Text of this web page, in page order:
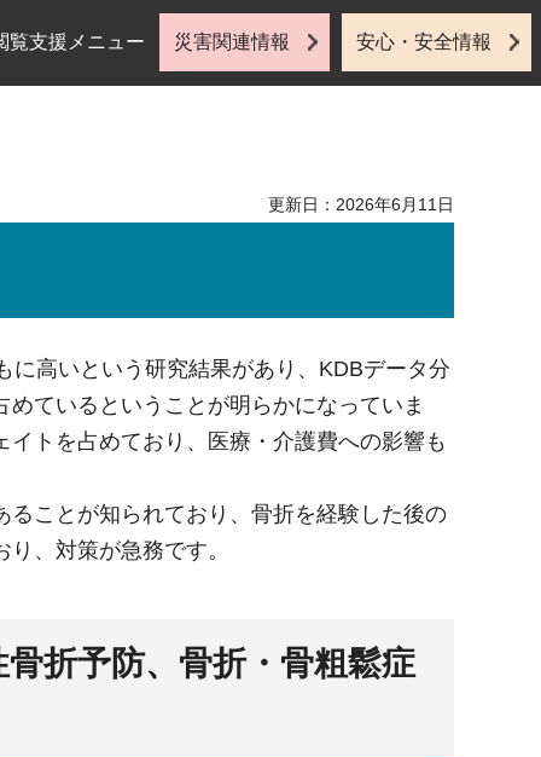
覧支援メニュー 災害関連情報 安心・安全情報
更新日：2026年6月11日
⾼いという研究結果があり、KDBデータ分
ているということが明らかになっていま
トを占めており、医療・介護費への影響も
ことが知られており、⾻折を経験した後の
、対策が急務です。
折予防、骨折・骨粗鬆症